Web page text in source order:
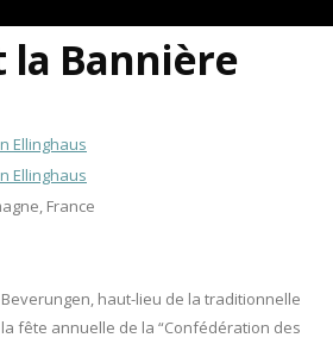
la Bannière
Ellinghaus
Ellinghaus
France
haut-lieu de la traditionnelle
fête annuelle de la “Confédération des